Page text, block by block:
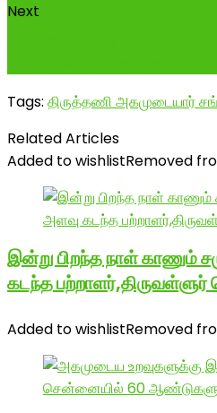
Next
Tags: திருத்தணி அகமுடையார்
Related Articles
Added to wishlistRemoved
இன்று பிறந்த நாள் காணும்
கடந்த
Added to wishlistRemoved